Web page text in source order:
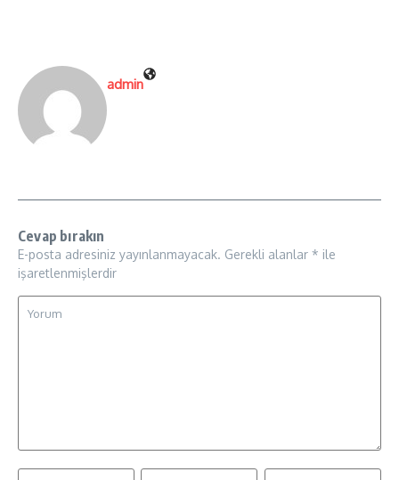
admin
Cevap bırakın
E-posta adresiniz yayınlanmayacak. Gerekli alanlar * ile
işaretlenmişlerdir